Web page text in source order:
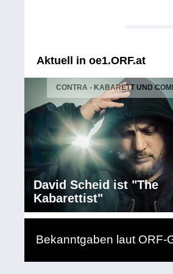
Solist/
Solist/
Solist/
Chor:
Leitung:
Länge:
Label: IPS
Aktuell in oe1.ORF.at
CONTRA - KABARETT UND
David Scheid ist "The
Kabarettist"
Bekanntgaben laut ORF-